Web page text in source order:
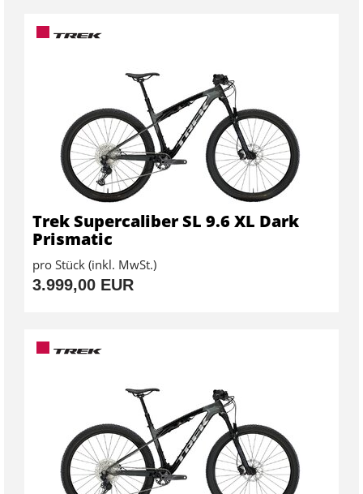
Trek Supercaliber SL 9.6 XL Dark
Prismatic
pro Stück (inkl. MwSt.)
3.999,00 EUR